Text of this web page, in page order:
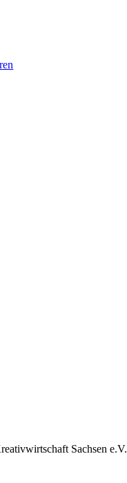
Sachsen e.V.